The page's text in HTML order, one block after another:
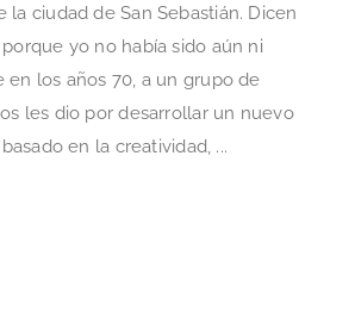
la ciudad de San Sebastián. Dicen
yo no había sido aún ni
en los años 70, a un grupo de
les dio por desarrollar un nuevo
en la creatividad, ...